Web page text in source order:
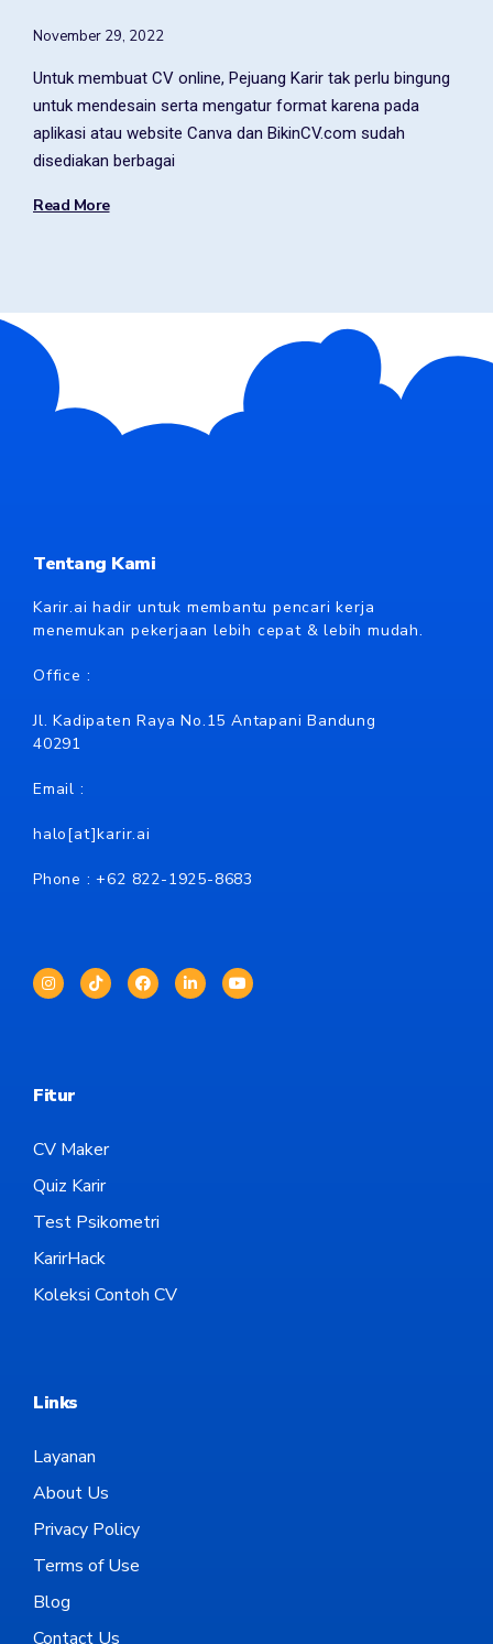
November 29, 2022
Untuk membuat CV online, Pejuang Karir tak perlu bingung
untuk mendesain serta mengatur format karena pada
aplikasi atau website Canva dan BikinCV.com sudah
disediakan berbagai
Read More
Tentang Kami
Karir.ai hadir untuk membantu pencari kerja
menemukan pekerjaan lebih cepat & lebih mudah.
Office :
Jl. Kadipaten Raya No.15 Antapani Bandung
40291
Email :
halo[at]karir.ai
Phone : +62 822-1925-8683
Fitur
CV Maker
Quiz Karir
Test Psikometri
KarirHack
Koleksi Contoh CV
Links
Layanan
About Us
Privacy Policy
Terms of Use
Blog
Contact Us